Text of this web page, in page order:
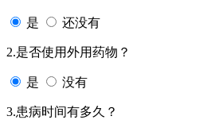
是 还没有
2.是否使用外用药物？
是 没有
3.患病时间有多久？